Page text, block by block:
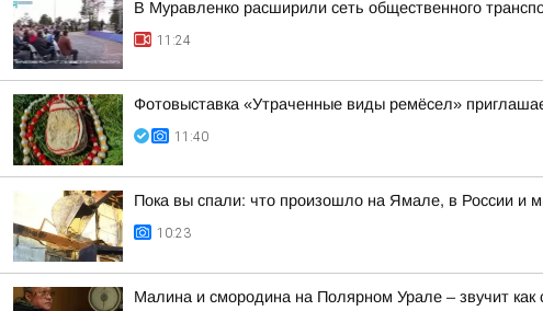
В Муравленко расширили сеть общественного
11:24
Фотовыставка «Утраченные виды ремёсел»
11:40
Пока вы спали: что произошло на Ямале, в России и
10:23
Малина и смородина на Полярном Урале – звучит